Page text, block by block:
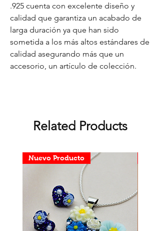
.925 cuenta con excelente diseño y
calidad que garantiza un acabado de
larga duración ya que han sido
sometida a los más altos estándares de
calidad asegurando más que un
accesorio, un artículo de colección.
Related Products
Nuevo Producto